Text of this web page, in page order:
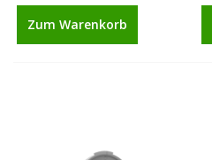
Zum Warenkorb